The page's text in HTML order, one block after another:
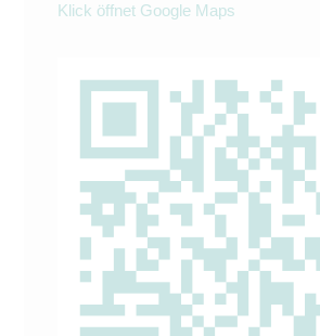
Klick öffnet Google Maps